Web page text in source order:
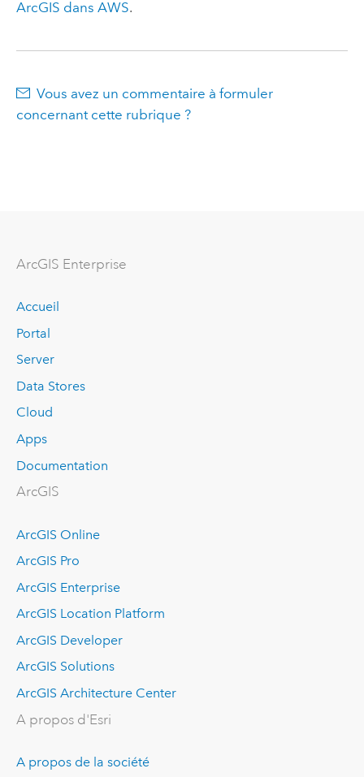
ArcGIS dans AWS.
Vous avez un commentaire à formuler
concernant cette rubrique ?
ArcGIS Enterprise
Accueil
Portal
Server
Data Stores
Cloud
Apps
Documentation
ArcGIS
ArcGIS Online
ArcGIS Pro
ArcGIS Enterprise
ArcGIS Location Platform
ArcGIS Developer
ArcGIS Solutions
ArcGIS Architecture Center
A propos d'Esri
A propos de la société